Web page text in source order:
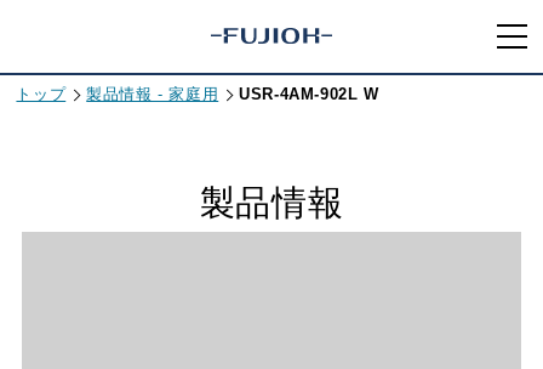
トップ 製品情報 - 家庭用 USR-4AM-902L W
製品情報